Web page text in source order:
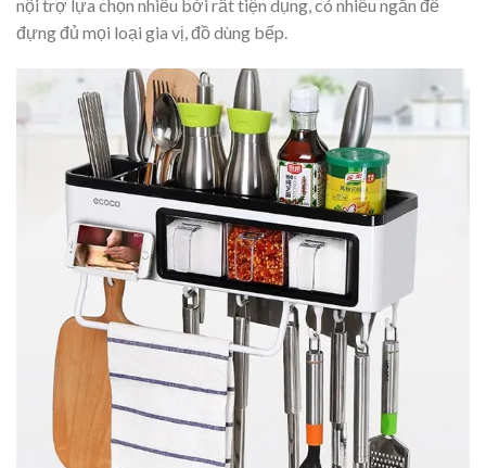
nội trợ lựa chọn nhiều bởi rất tiện dụng, có nhiều ngăn để
đựng đủ mọi loại gia vị, đồ dùng bếp.